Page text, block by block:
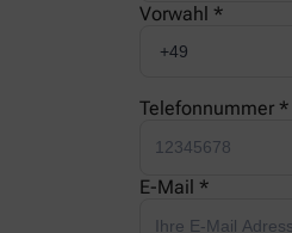
Vorwahl *
Telefonnummer *
E-Mail *